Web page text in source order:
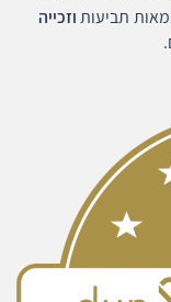
תביעותוזכייה